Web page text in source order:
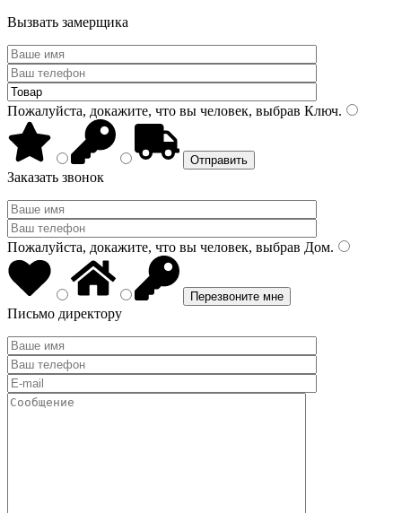
Вызвать замерщика
Пожалуйста, докажите, что вы человек, выбрав Ключ.
Заказать звонок
Пожалуйста, докажите, что вы человек, выбрав Дом.
Письмо директору